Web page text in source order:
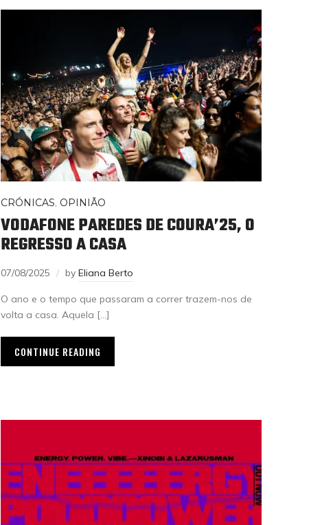
CRÓNICAS, OPINIÃO
VODAFONE PAREDES DE COURA’25, O
REGRESSO A CASA
07/08/2025 by Eliana Berto
O ano e o tempo que passaram a correr trazem-nos de
volta a casa. Aquela […]
CONTINUE READING